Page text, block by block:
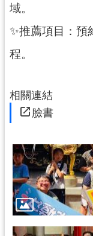
學
資
源
識
木
博
訊
息
公
告
志
工
域。
✨推薦項目：
程。
相關連結
臉書